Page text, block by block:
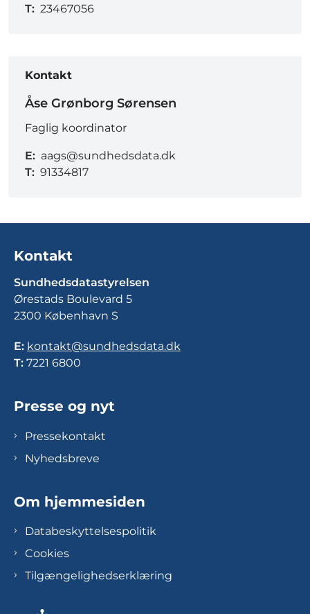
T: 23467056
Kontakt
Åse Grønborg Sørensen
Faglig koordinator
E: aags@sundhedsdata.dk
T: 91334817
Kontakt
Sundhedsdatastyrelsen
Ørestads Boulevard 5
2300 København S
E: kontakt@sundhedsdata.dk
T: 7221 6800
Presse og nyt
Pressekontakt
Nyhedsbreve
Om hjemmesiden
Databeskyttelsespolitik
Cookies
Tilgængelighedserklæring